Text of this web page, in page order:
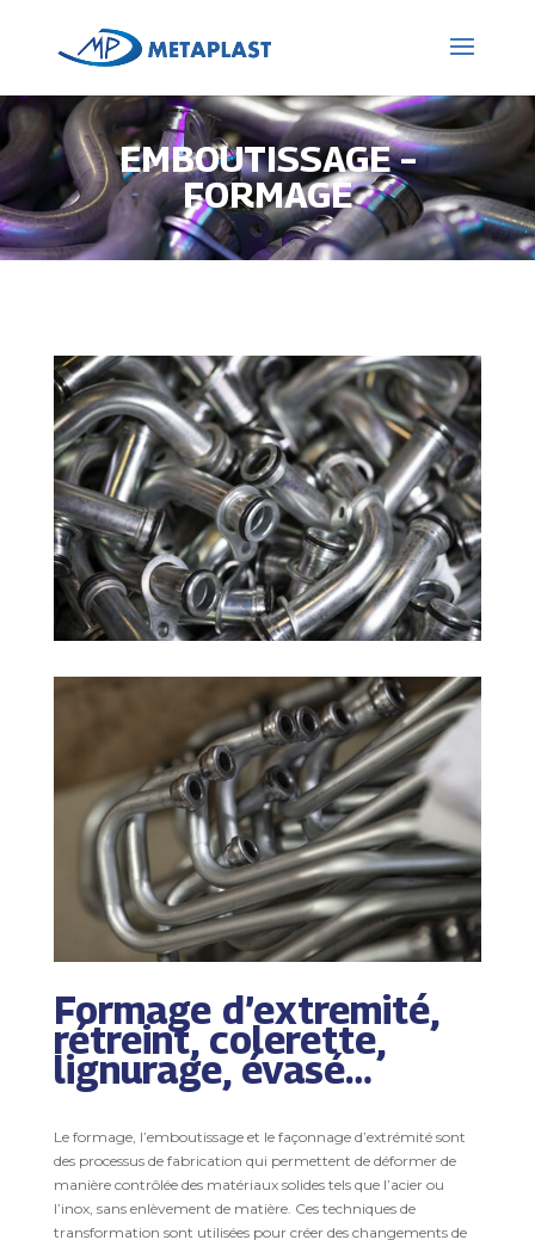
EMBOUTISSAGE –
FORMAGE
Formage d’extremité,
rétreint, colerette,
lignurage, évasé…
Le formage, l’emboutissage et le façonnage d’extrémité sont
des processus de fabrication qui permettent de déformer de
manière contrôlée des matériaux solides tels que l’acier ou
l’inox, sans enlèvement de matière. Ces techniques de
transformation sont utilisées pour créer des changements de